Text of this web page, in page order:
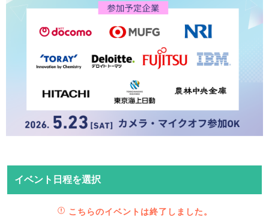
イベント日程を選択
こちらのイベントは終了しました。